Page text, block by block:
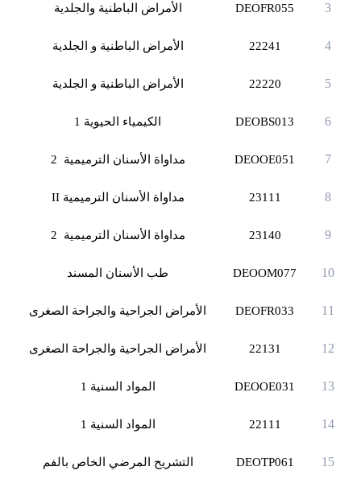
3
DEOFR055 الأمراض الباطنية والجلدية
4
22241 الأمراض الباطنية و الجلدية
5
22220 الأمراض الباطنية و الجلدية
6
DEOBS013 الكيمياء الحيوية 1
7
DEOOE051 مداواة الأسنان الترميمية 2
8
23111 مداواة الأسنان الترميميةII
9
23140 مداواة الأسنان الترميمية 2
10
DEOOM077 طب الأسنان المسند
11
DEOFR033 الأمراض الجراحية والجراحة الصغرى
12
22131 الأمراض الجراحية والجراحة الصغرى
13
DEOOE031 المواد السنية 1
14
22111 المواد السنية 1
15
DEOTP061 التشريح المرضي الخاص بالفم